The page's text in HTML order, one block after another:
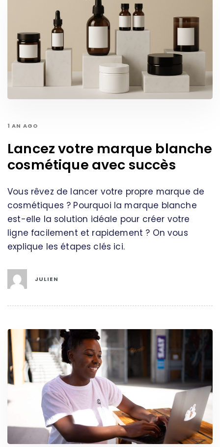
1 AN AGO
Lancez votre marque blanche
cosmétique avec succès
Vous rêvez de lancer votre propre marque de
cosmétiques ? Pourquoi la marque blanche
est-elle la solution idéale pour créer votre
ligne facilement et rapidement ? On vous
explique les étapes clés ici.
JULIEN